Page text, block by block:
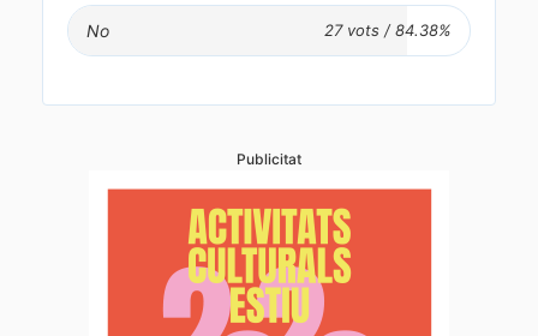
No
Publicitat